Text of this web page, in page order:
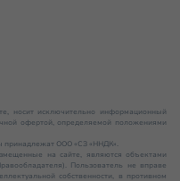
носит исключительно информационный
офертой, определяемой положениями
принадлежат ООО «СЗ «ННДК».
на сайте, являются объектами
Пользователь не вправе
собственности, в противном